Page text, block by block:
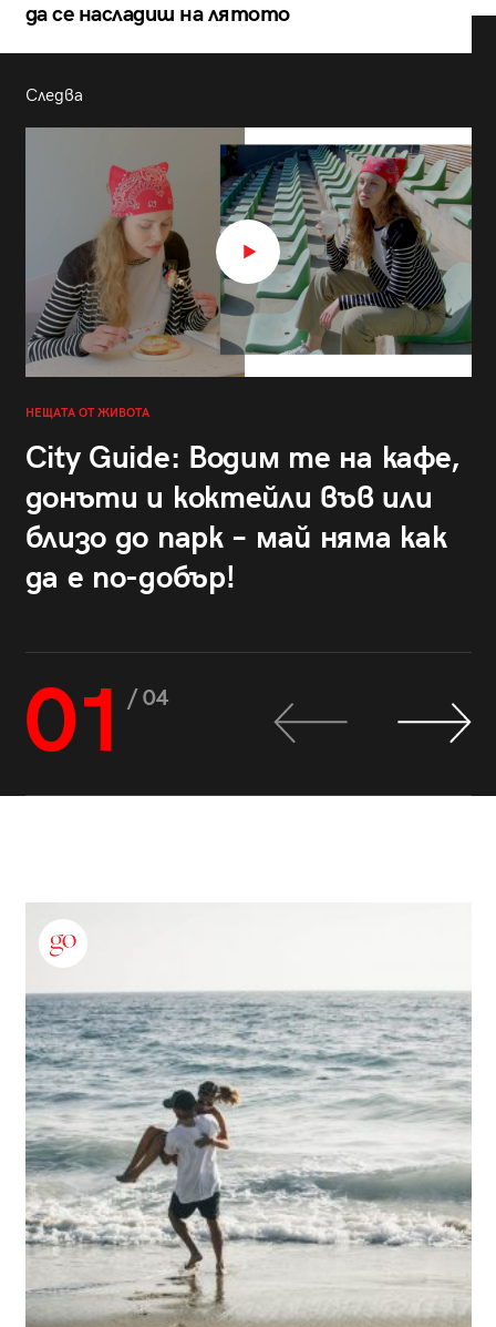
да се насладиш на лятото
Следва
НЕЩАТА ОТ ЖИВОТА
City Guide: Водим те на кафе,
донъти и коктейли във или
близо до парк – май няма как
да е по-добър!
01 / 04